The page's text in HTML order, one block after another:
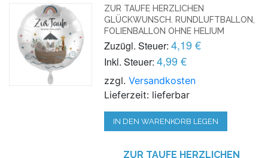
ZUR TAUFE HERZLICHEN
GLÜCKWUNSCH. RUNDLUFTBALLON,
FOLIENBALLON OHNE HELIUM
Zuzügl. Steuer: 4,19 €
Inkl. Steuer: 4,99 €
zzgl.Versandkosten
Lieferzeit: lieferbar
IN DEN WARENKORB LEGEN
ZUR TAUFE HERZLICHEN